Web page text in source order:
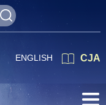
CJA
ENGLISH